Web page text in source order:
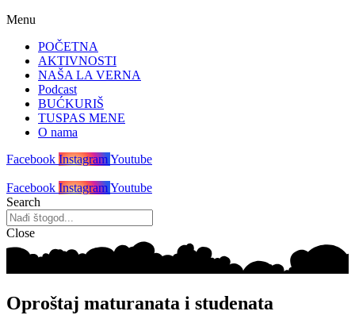
Menu
POČETNA
AKTIVNOSTI
NAŠA LA VERNA
Podcast
BUĆKURIŠ
TUSPAS MENE
O nama
Facebook InstagramYoutube
Facebook InstagramYoutube
Search
Close
Oproštaj maturanata i studenata